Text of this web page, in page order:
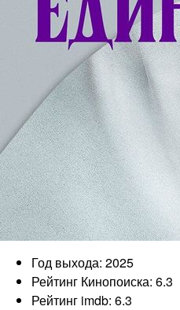
Год выхода: 2025
Рейтинг Кинопоиска: 6.3
Рейтинг imdb: 6.3